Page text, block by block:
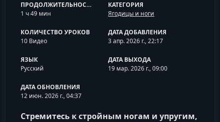
ПРОДОЛЖИТЕЛЬНОСТЬ
1 ч 49 мин
КАТЕГОРИЯ
Ягодицы и ноги
КОЛИЧЕСТВО УРОКОВ
10 Видео
ДАТА ДОБАВЛЕНИЯ
3 апр. 2026 г., 22:17
ЯЗЫК
Русский
ДАТА ВЫХОДА
19 мар. 2026 г., 09:00
ДАТА ОБНОВЛЕНИЯ
12 июн. 2026 г., 04:37
Стремитесь к стройным ногам и упругим,